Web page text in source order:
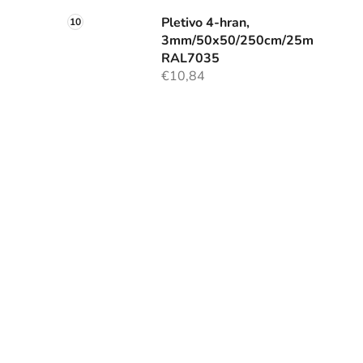
Pletivo 4-hran,
3mm/50x50/250cm/25m
RAL7035
€10,84